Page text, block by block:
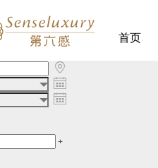
首页



+